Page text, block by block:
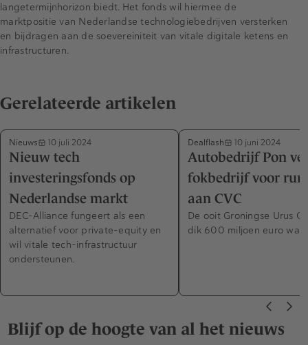
langetermijnhorizon biedt. Het fonds wil hiermee de
marktpositie van Nederlandse technologiebedrijven versterken
en bijdragen aan de soevereiniteit van vitale digitale ketens en
infrastructuren.
Gerelateerde artikelen
Nieuws 10 juli 2024
Nieuw tech
investeringsfonds op
Nederlandse markt
DEC-Alliance fungeert als een
alternatief voor private-equity en
wil vitale tech-infrastructuur
ondersteunen.
Dealflash 10 juni 2024
Autobedrijf Pon
fokbedrijf voor
aan CVC
De ooit Groningse Urus
dik 600 miljoen euro
Blijf op de hoogte van al het nieuws